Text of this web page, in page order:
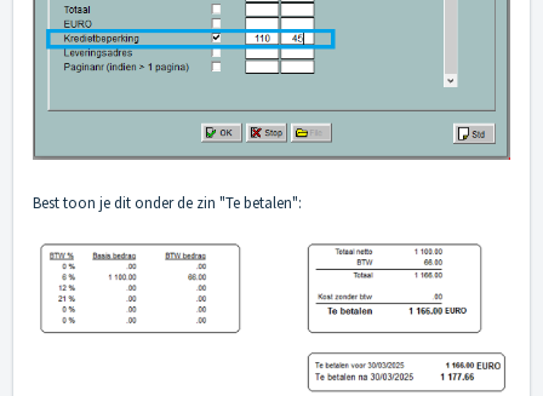
Best toon je dit onder de zin "Te betalen":